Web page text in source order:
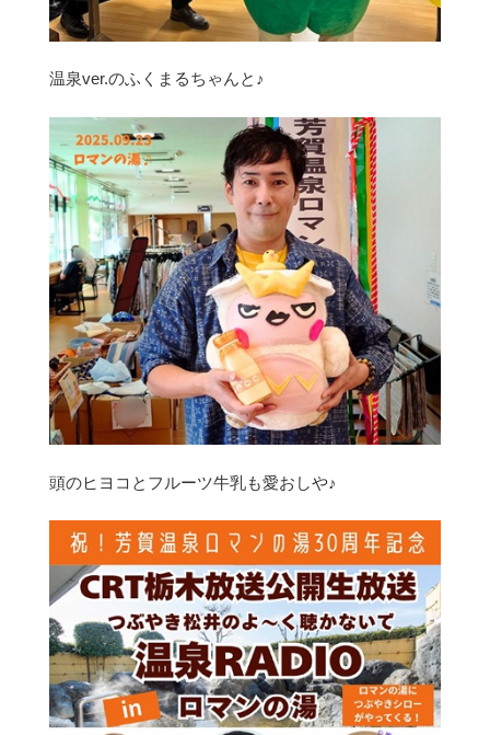
温泉ver.のふくまるちゃんと♪
頭のヒヨコとフルーツ牛乳も愛おしや♪